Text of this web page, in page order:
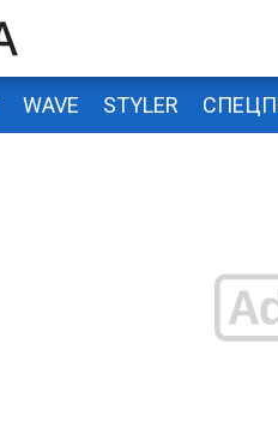
WAVE STYLER